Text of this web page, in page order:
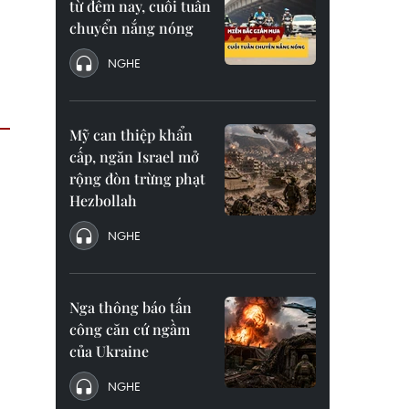
từ đêm nay, cuối tuần
chuyển nắng nóng
NGHE
Mỹ can thiệp khẩn
cấp, ngăn Israel mở
rộng đòn trừng phạt
Hezbollah
NGHE
Nga thông báo tấn
công căn cứ ngầm
của Ukraine
NGHE